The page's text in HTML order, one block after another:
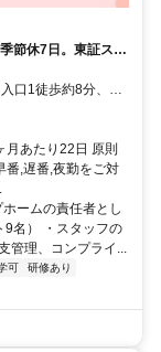
節休7日。東証スタ
、裁量あるグルー
口1徒歩約8分、千
歩約10分、ＪＲ総
徒歩約17分
あたり22日 原則
番,遅番,夜勤をご対
ームの責任者とし
9名） ・スタッフの
管理、コンプライ...
可
研修あり